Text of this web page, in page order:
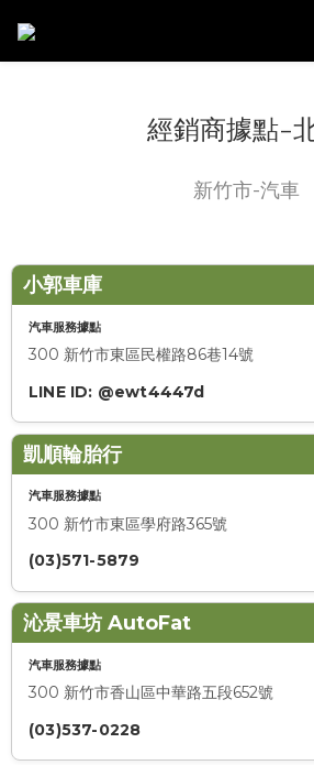
經銷商據點-
新竹市-汽車
小郭車庫
汽車服務據點
300 新竹市東區民權路86巷14號
LINE ID: @ewt4447d
凱順輪胎行
汽車服務據點
300 新竹市東區學府路365號
(03)571-5879
沁景車坊 AutoFat
汽車服務據點
300 新竹市香山區中華路五段652號
(03)537-0228